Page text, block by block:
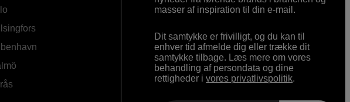
masser af inspiration til din e-mail.
Dit samtykke er frivilligt, og du kan til
enhver tid afmelde dig eller trække dit
samtykke tilbage. Læs mere om vores
behandling af persondata og dine
rettigheder ivores privatlivspolitik.